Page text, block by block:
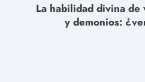
La habilidad divina
y demonios: